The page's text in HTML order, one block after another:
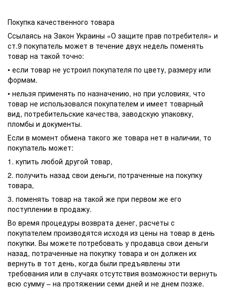
Покупка качественного товара
Ссылаясь на Закон Украины «О защите прав потребителя» и
ст.9 покупатель может в течение двух недель поменять
товар на такой точно:
• если товар не устроил покупателя по цвету, размеру или
формам.
• нельзя применять по назначению, но при условиях, что
товар не использовался покупателем и имеет товарный
вид, потребительские качества, заводскую упаковку,
пломбы и документы.
Если в момент обмена такого же товара нет в наличии, то
покупатель может:
1. купить любой другой товар,
2. получить назад свои деньги, потраченные на покупку
товара,
3. поменять товар на такой же при первом же его
поступлении в продажу.
Во время процедуры возврата денег, расчеты с
покупателем производятся исходя из цены на товар в день
покупки. Вы можете потребовать у продавца свои деньги
назад, потраченные на покупку товара и он должен их
вернуть в тот день, когда были предъявлены эти
требования или в случаях отсутствия возможности вернуть
всю сумму – на протяжении семи дней и не днем позже.